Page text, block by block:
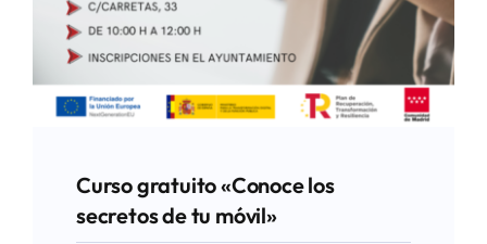
Curso gratuito «Conoce los
secretos de tu móvil»